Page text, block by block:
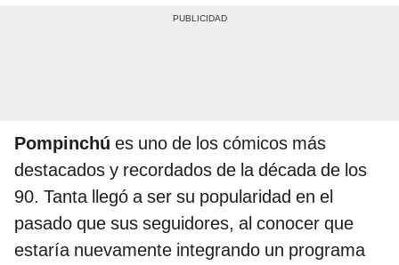
Pompinchú es uno de los cómicos más
destacados y recordados de la década de los
90. Tanta llegó a ser su popularidad en el
pasado que sus seguidores, al conocer que
estaría nuevamente integrando un programa